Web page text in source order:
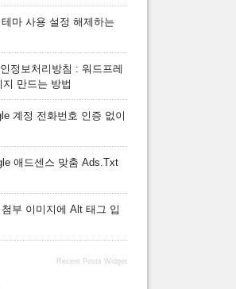
마 사용 설정 해제하는
정보처리방침 : 워드프레
만드는 방법
계정 전화번호 인증 없이
애드센스 맞춤 Ads.txt
부 이미지에 Alt 태그 입
Recent Posts Widget